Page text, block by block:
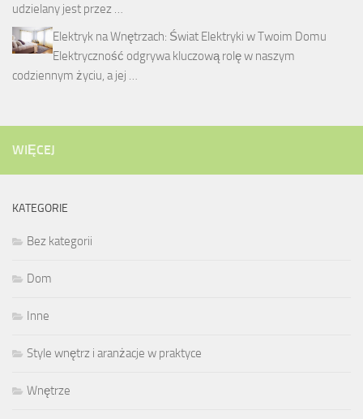
udzielany jest przez …
Elektryk na Wnętrzach: Świat Elektryki w Twoim Domu
Elektryczność odgrywa kluczową rolę w naszym
codziennym życiu, a jej …
WIĘCEJ
KATEGORIE
Bez kategorii
Dom
Inne
Style wnętrz i aranżacje w praktyce
Wnętrze